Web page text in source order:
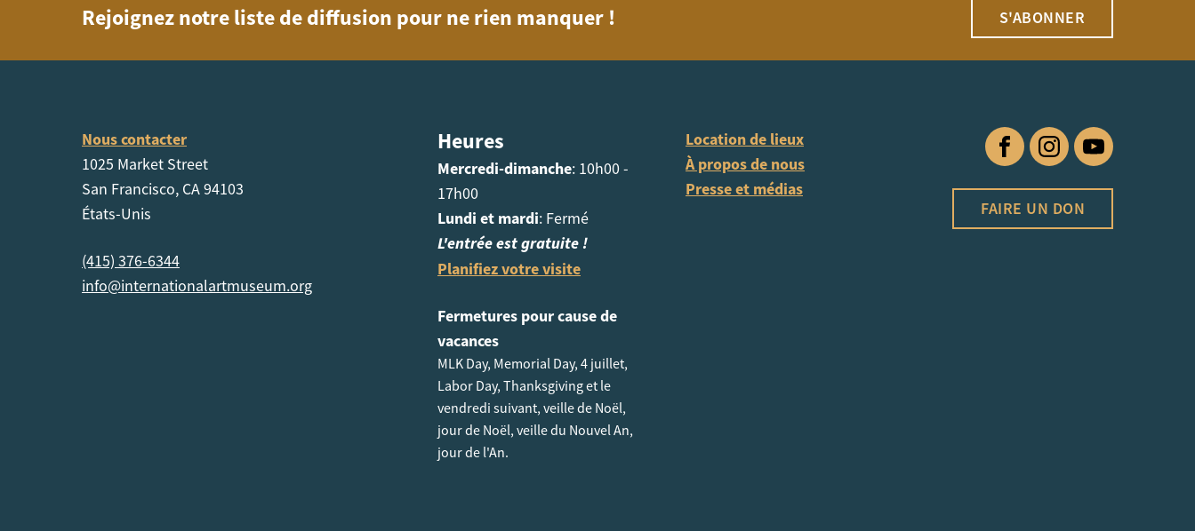
Rejoignez notre liste de diffusion pour ne rien manquer ! S'ABONNER
Nous contacter
1025 Market Street
San Francisco, CA 94103
États-Unis
(415) 376-6344
info@internationalartmuseum.org
Heures
Mercredi-dimanche: 10h00 -
17h00
Lundi et mardi: Fermé
L'entrée est gratuite !
Planifiez votre visite
Fermetures pour cause de
vacances
MLK Day, Memorial Day, 4 juillet,
Labor Day, Thanksgiving et le
vendredi suivant, veille de Noël,
jour de Noël, veille du Nouvel An,
jour de l'An.
Location de lieux
À propos de nous
Presse et médias
FacebookInstagramYouTube
FAIRE UN DON